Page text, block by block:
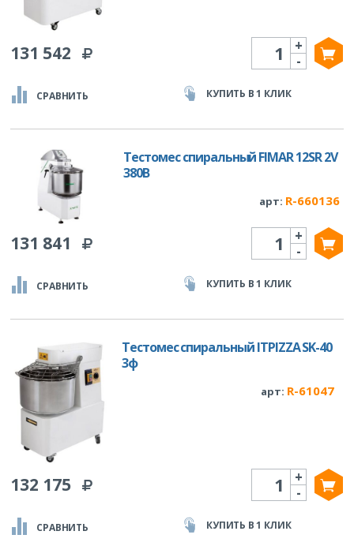
131 542 Количество
-
+
СРАВНИТЬ КУПИТЬ В 1 КЛИК
Тестомес спиральный FIMAR 12SR 2V
380В
арт: R-660136
131 841 Количество
-
+
СРАВНИТЬ КУПИТЬ В 1 КЛИК
Тестомес спиральный ITPIZZA SK-40
3ф
арт: R-61047
132 175 Количество
-
+
СРАВНИТЬ КУПИТЬ В 1 КЛИК